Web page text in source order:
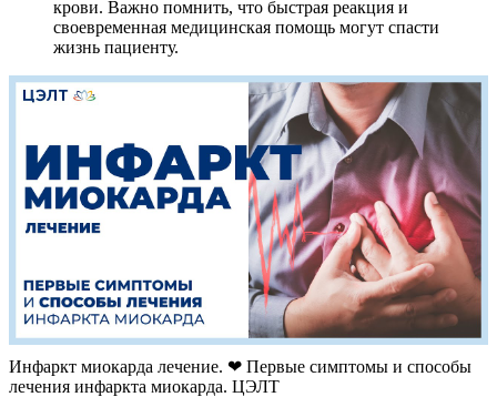
крови. Важно помнить, что быстрая реакция и
своевременная медицинская помощь могут спасти
жизнь пациенту.
Инфаркт миокарда лечение. ❤ Первые симптомы и способы
лечения инфаркта миокарда. ЦЭЛТ